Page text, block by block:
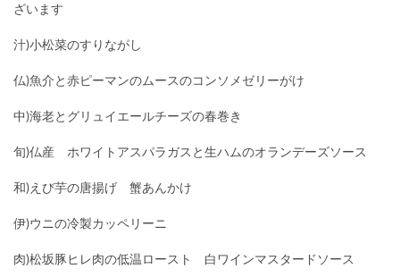
ざいます
汁)小松菜のすりながし
仏)魚介と赤ピーマンのムースのコンソメゼリーがけ
中)海老とグリュイエールチーズの春巻き
旬)仏産 ホワイトアスパラガスと生ハムのオランデーズソース
和)えび芋の唐揚げ 蟹あんかけ
伊)ウニの冷製カッペリーニ
肉)松坂豚ヒレ肉の低温ロースト 白ワインマスタードソース